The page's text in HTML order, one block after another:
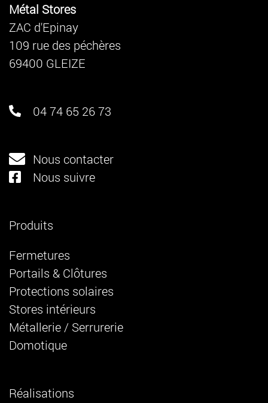
Métal Stores
ZAC d'Epinay
109 rue des péchères
69400 GLEIZE
04 74 65 26 73
Nous contacter
Nous suivre
Produits
Fermetures
Portails & Clôtures
Protections solaires
Stores intérieurs
Métallerie / Serrurerie
Domotique
Réalisations